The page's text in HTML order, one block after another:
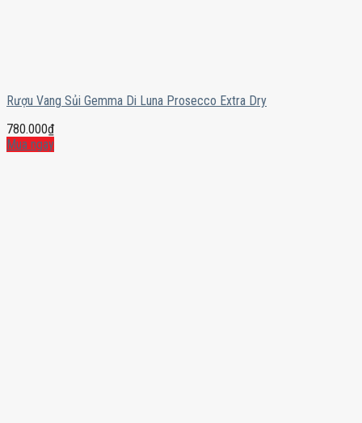
Rượu Vang Sủi Gemma Di Luna Prosecco Extra Dry
780.000₫
Mua ngay